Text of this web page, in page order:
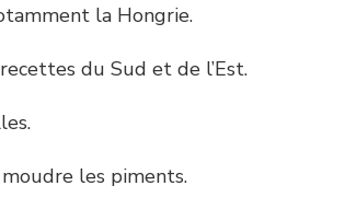
la Hongrie.
du Sud et de l’Est.
les piments.